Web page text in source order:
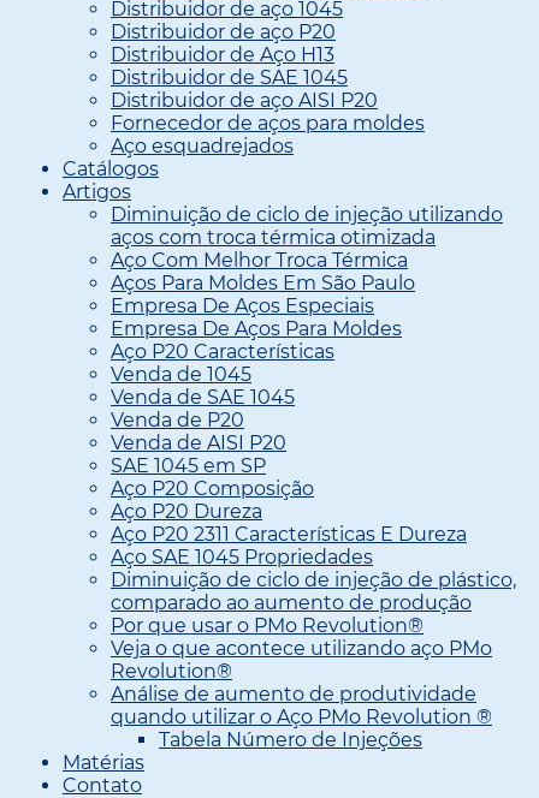
Distribuidor de aço 1045
Distribuidor de aço P20
Distribuidor de Aço H13
Distribuidor de SAE 1045
Distribuidor de aço AISI P20
Fornecedor de aços para moldes
Aço esquadrejados
Catálogos
Artigos
Diminuição de ciclo de injeção utilizando
aços com troca térmica otimizada
Aço Com Melhor Troca Térmica
Aços Para Moldes Em São Paulo
Empresa De Aços Especiais
Empresa De Aços Para Moldes
Aço P20 Características
Venda de 1045
Venda de SAE 1045
Venda de P20
Venda de AISI P20
SAE 1045 em SP
Aço P20 Composição
Aço P20 Dureza
Aço P20 2311 Características E Dureza
Aço SAE 1045 Propriedades
Diminuição de ciclo de injeção de plástico,
comparado ao aumento de produção
Por que usar o PMo Revolution®
Veja o que acontece utilizando aço PMo
Revolution®
Análise de aumento de produtividade
quando utilizar o Aço PMo Revolution ®
Tabela Número de Injeções
Matérias
Contato